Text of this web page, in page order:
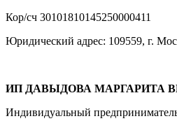
Кор/сч 30101810145250000411
Юридический адрес: 109559, г.
ИП ДАВЫДОВА МАРГАРИТА
Индивидуальный